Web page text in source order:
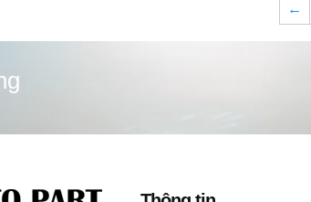
←